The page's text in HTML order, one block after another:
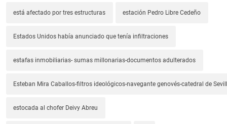
está afectado por tres estructuras estación Pedro Libre Cedeño
Estados Unidos había anunciado que tenía infiltraciones
estafas inmobiliarias- sumas millonarias-documentos adulterados
Esteban Mira Caballos-filtros ideológicos-navegante genovés-catedral de
estocada al chofer Deivy Abreu